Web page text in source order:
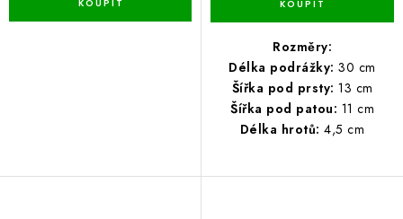
Rozměry:
Délka podrážky: 30 cm
Šířka pod prsty: 13 cm
Šířka pod patou: 11 cm
Délka hrotů: 4,5 cm